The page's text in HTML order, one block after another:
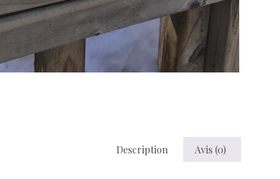
Description Avis (0)